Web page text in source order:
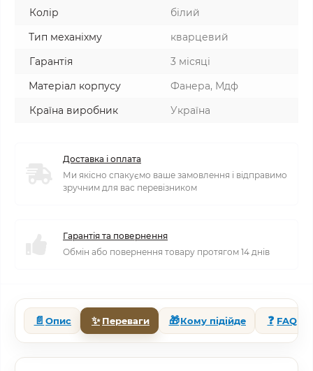
Колір
білий
Тип механіхму
кварцевий
Гарантія
3 місяці
Матеріал корпусу
Фанера, Мдф
Країна виробник
Україна
Доставка і оплата
Ми якісно спакуємо ваше замовлення і відправимо
зручним для вас перевізником
Гарантія та повернення
Обмін або повернення товару протягом 14 днів
📄 Опис ✨ Переваги 🎁Кому підійде ❓ FAQ